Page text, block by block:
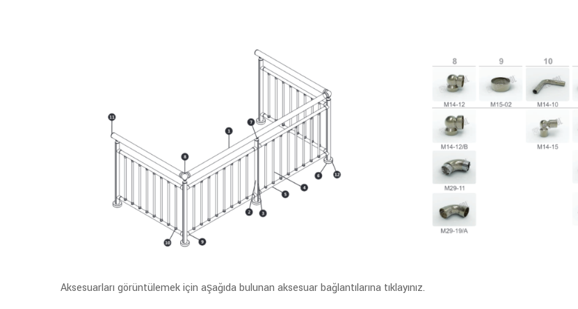
Aksesuarları görüntülemek için aşağıda bulunan aksesuar bağlantılarına tıklayınız.